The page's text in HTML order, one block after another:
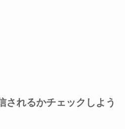
されるかチェックしよう